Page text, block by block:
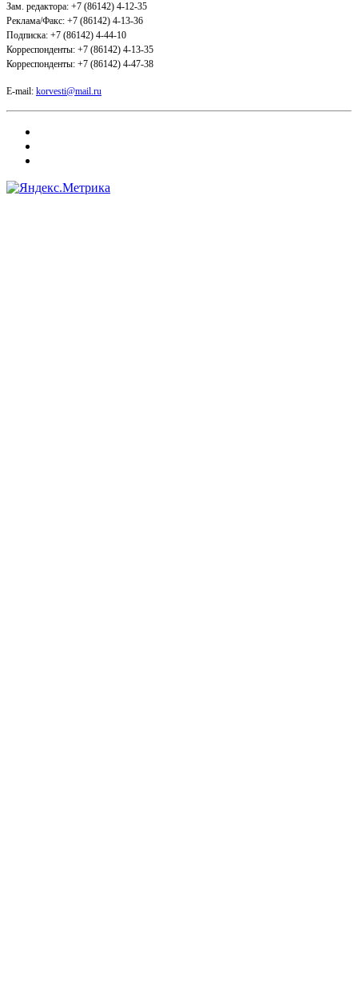
Зам. редактора: +7 (86142) 4-12-35
Реклама/Факс: +7 (86142) 4-13-36
Подписка: +7 (86142) 4-44-10
Корреспонденты: +7 (86142) 4-13-35
Корреспонденты: +7 (86142) 4-47-38
E-mail: korvesti@mail.ru